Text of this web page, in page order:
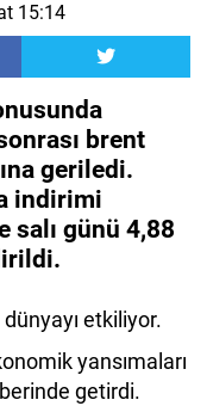
15:14
brent
geriledi.
indirimi
salı günü 4,88
etkiliyor.
yansımaları
getirdi.